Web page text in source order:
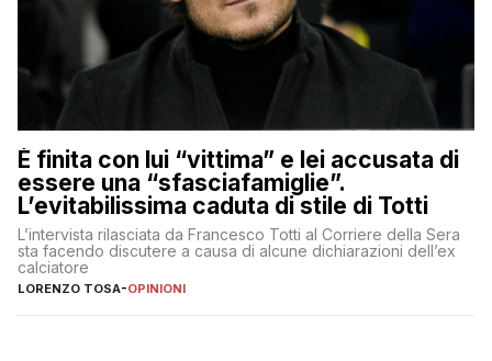
È finita con lui “vittima” e lei accusata di
essere una “sfasciafamiglie”.
L’evitabilissima caduta di stile di Totti
L’intervista rilasciata da Francesco Totti al Corriere della Sera
sta facendo discutere a causa di alcune dichiarazioni dell’ex
calciatore
LORENZO TOSA-OPINIONI